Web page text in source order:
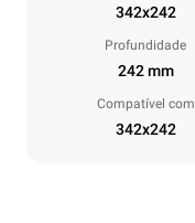
342x242
Profundidade
242 mm
Compatível com
342x242